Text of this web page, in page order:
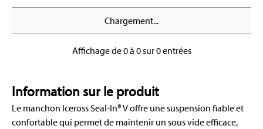
Chargement...
Affichage de 0 à 0 sur 0 entrées
Information sur le produit
Le manchon Iceross Seal-In® V offre une suspension fiable et
confortable qui permet de maintenir un sous vide efficace,